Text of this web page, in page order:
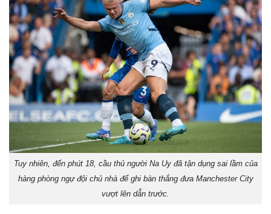
Tuy nhiên, đến phút 18, cầu thủ người Na Uy đã tận dụng sai lầm của
hàng phòng ngự đội chủ nhà để ghi bàn thắng đưa Manchester City
vượt lên dẫn trước.